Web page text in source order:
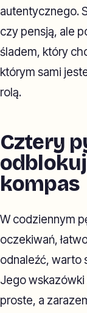
autentycznego.
czy pensją, ale
śladem, który
którym sami
rolą.
Cztery
kompas
W codziennym
oczekiwań,
odnaleźć, warto
Jego
proste, a